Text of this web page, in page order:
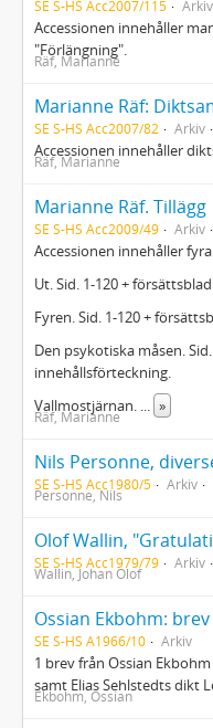
SE S-HS Acc2007/115 Arkiv
Accessionen innehåller
"Förlängning".
Räf, Marianne
Marianne Räf:
SE S-HS Acc2007/82 Arkiv
Accessionen innehåller
Räf, Marianne
Marianne Räf. Tillägg
SE S-HS Acc2009/49 Arkiv
Accessionen innehåller
Ut. Sid. 1-120 +
Fyren. Sid. 1-120 +
Den psykotiska måsen.
innehållsförteckning.
Vallmostjärnan. ... »
Räf, Marianne
SE S-HS Acc1980/5 Arkiv
Personne, Nils
SE S-HS Acc1979/79 Arkiv
Wallin, Johan Olof
SE S-HS A1966/10 Arkiv
1 brev från Ossian
samt Elias Sehlstedts dikt
Ekbohm, Ossian